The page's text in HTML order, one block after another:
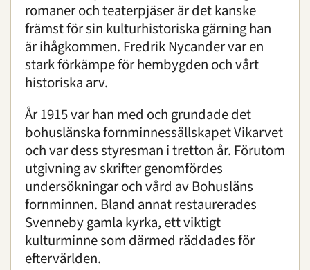
romaner och teaterpjäser är det kanske
främst för sin kulturhistoriska gärning han
är ihågkommen. Fredrik Nycander var en
stark förkämpe för hembygden och vårt
historiska arv.
År 1915 var han med och grundade det
bohuslänska fornminnessällskapet Vikarvet
och var dess styresman i tretton år. Förutom
utgivning av skrifter genomfördes
undersökningar och vård av Bohusläns
fornminnen. Bland annat restaurerades
Svenneby gamla kyrka, ett viktigt
kulturminne som därmed räddades för
eftervärlden.